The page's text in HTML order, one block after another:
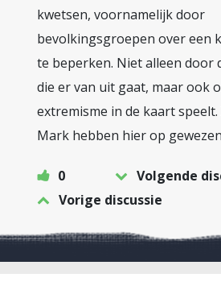
kwetsen, voornamelijk door
bevolkingsgroepen over een
te beperken. Niet alleen door
die er van uit gaat, maar ook
extremisme in de kaart speelt.
Mark hebben hier op
0
Volgende
Vorige discussie